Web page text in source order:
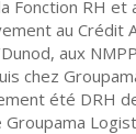
Fonction RH et
au Crédit
aux
chez
été DRH
Groupama